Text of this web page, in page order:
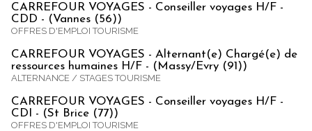
CARREFOUR VOYAGES - Conseiller voyages H/F -
CDD - (Vannes (56))
OFFRES D'EMPLOI TOURISME
CARREFOUR VOYAGES - Alternant(e) Chargé(e) de
ressources humaines H/F - (Massy/Evry (91))
ALTERNANCE / STAGES TOURISME
CARREFOUR VOYAGES - Conseiller voyages H/F -
CDI - (St Brice (77))
OFFRES D'EMPLOI TOURISME